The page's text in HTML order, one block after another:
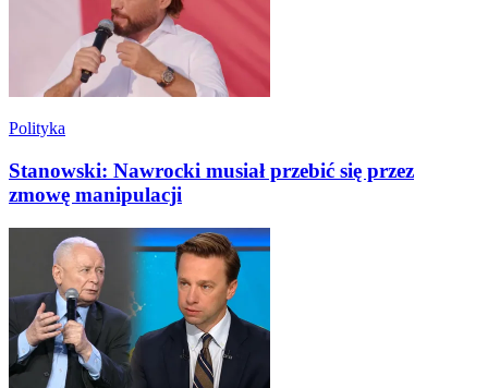
Polityka
Stanowski: Nawrocki musiał przebić się przez
zmowę manipulacji